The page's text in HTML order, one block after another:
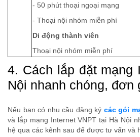
- 50 phút thoại ngoại mạng
- Thoại nội nhóm miễn phí
Di động thành viên
Thoại nội nhóm miễn phí
4. Cách lắp đặt mạng
Nội nhanh chóng, đơn
Nếu bạn có nhu cầu đăng ký các gói
và lắp mạng Internet VNPT tại Hà Nội
hệ qua các kênh sau để được tư vấn và